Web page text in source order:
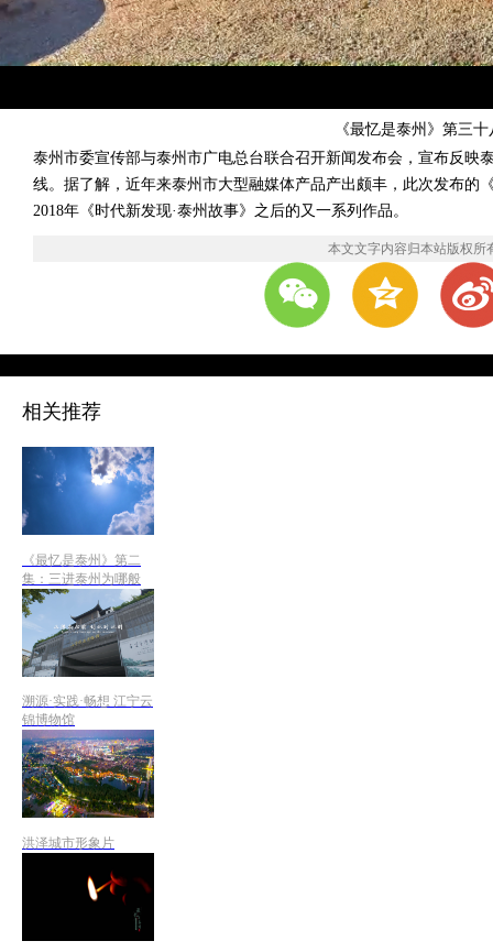
《最忆是泰州》第三
泰州市委宣传部与泰州市广电总台联合召开新闻发布会，宣布反
线。据了解，近年来泰州市大型融媒体产品产出颇丰，此次发布的
2018年《时代新发现·泰州故事》之后的又一系列作品。
本文文字内容归本站版权所
相关推荐
《最忆是泰州》第二
集：三进泰州为哪般
溯源·实践·畅想 江宁云
锦博物馆
洪泽城市形象片